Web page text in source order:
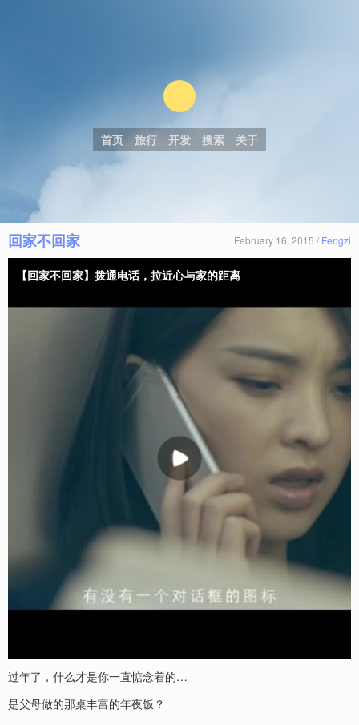
首页 旅行 开发 搜索 关于
回家不回家 February 16, 2015 / Fengzi
过年了，什么才是你一直惦念着的…
是父母做的那桌丰富的年夜饭？